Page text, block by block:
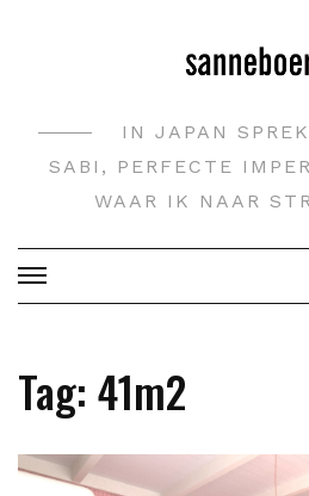
IN JAPAN
SABI, PERFECTE
WAAR IK NAAR
Tag: 41m2